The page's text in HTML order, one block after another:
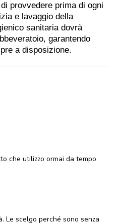
provvedere prima di ogni
e lavaggio della
sanitaria dovrà
garantendo
a disposizione.
che utilizzo ormai da tempo
Le scelgo perché sono senza